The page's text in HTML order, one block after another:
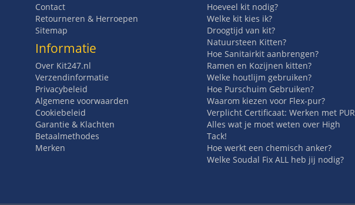
Contact
Retourneren & Herroepen
Sitemap
Informatie
Over Kit247.nl
Verzendinformatie
Privacybeleid
Algemene voorwaarden
Cookiebeleid
Garantie & Klachten
Betaalmethodes
Merken
Hoeveel kit nodig?
Welke kit kies ik?
Droogtijd van kit?
Natuursteen Kitten?
Hoe Sanitairkit aanbrengen?
Ramen en Kozijnen kitten?
Welke houtlijm gebruiken?
Hoe Purschuim Gebruiken?
Waarom kiezen voor Flex-pur?
Verplicht Certificaat: Werken met PUR
Alles wat je moet weten over High
Tack!
Hoe werkt een chemisch anker?
Welke Soudal Fix ALL heb jij nodig?